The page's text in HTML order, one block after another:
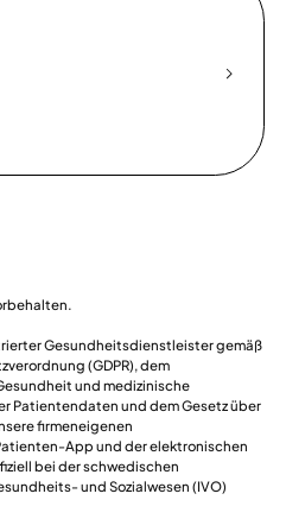
Gesundheitsdienstleister gemäß
(GDPR), dem
und medizinische
Patientendaten und dem Gesetz über
firmeneigenen
App und der elektronischen
bei der schwedischen
und Sozialwesen (IVO)